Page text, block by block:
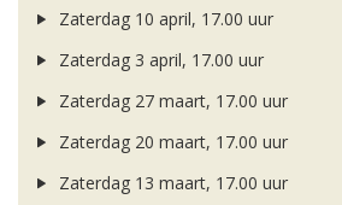
Zaterdag 10 april, 17.00 uur
Zaterdag 3 april, 17.00 uur
Zaterdag 27 maart, 17.00 uur
Zaterdag 20 maart, 17.00 uur
Zaterdag 13 maart, 17.00 uur